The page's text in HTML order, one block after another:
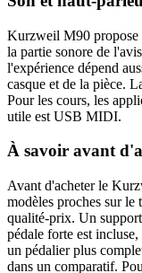
Kurzweil M90 propose
la partie sonore de
l'expérience dépend
casque et de la pièce.
Pour les cours, les
utile est USB MIDI.
À savoir avant
Avant d'acheter le
modèles proches sur
qualité-prix. Un
pédale forte est
un pédalier plus
dans un comparatif.